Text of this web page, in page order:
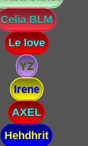
Celia BLM
Le love
YZ
Irene
AXEL
Hehdhrit